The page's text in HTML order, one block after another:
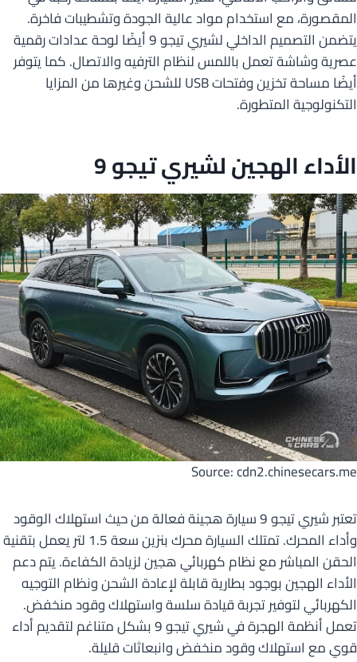
المقصورة، مع استخدام مواد عالية الجودة وتشطيبات فاخرة.
يتضمن التصميم الداخلي لشيري تيجو 9 أيضًا لوحة عدادات رقمية
عصرية وشاشة تعمل باللمس لنظام الترفيه والاتصال. كما يتوفر
أيضًا مساحة تخزين وفتحات USB للشحن وغيرها من المزايا
التكنولوجية المتطورة.
الأداء الهجين لشيري تيجو 9
Source: cdn2.chinesecars.me
تعتبر شيري تيجو 9 سيارة هجينة فعالة من حيث استهلاك الوقود
وأداء المحرك. تمتلك السيارة محرك بنزين سعة 1.5 لتر يعمل بتقنية
الحقن المباشر مع نظام كهربائي هجين لزيادة الكفاءة. يتم دعم
الأداء الهجين بوجود بطارية قابلة لإعادة الشحن ونظام التوجيه
الكهربائي لتوفير تجربة قيادة سلسة واستهلاك وقود منخفض.
تعمل أنظمة الهجرة في شيري تيجو 9 بشكل متناغم لتقديم أداء
قوي مع استهلاك وقود منخفض وانبعاثات قليلة.